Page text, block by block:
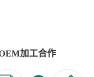
加工合作